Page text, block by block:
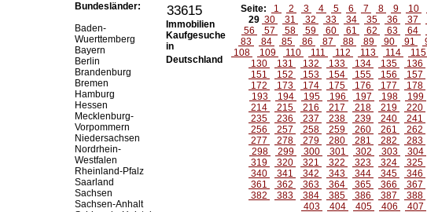
Bundesländer:
Baden-
Wuerttemberg
Bayern
Berlin
Brandenburg
Bremen
Hamburg
Hessen
Mecklenburg-
Vorpommern
Niedersachsen
Nordrhein-
Westfalen
Rheinland-Pfalz
Saarland
Sachsen
Sachsen-Anhalt
33615
Immobilien
Kaufgesuche
in
Deutschland
Seite: 1 2 3 4 5 6 7 8 9 10
29 30 31 32 33 34 35 36 37
56
57 58 59 60 61 62 63 64
83
84 85 86 87 88 89 90 91
108
109 110 111 112 113 114 115
130
131 132 133 134 135 136
151
152 153 154 155 156 157
172
173 174 175 176 177 178
193
194 195 196 197 198 199
214
215 216 217 218 219 220
235
236 237 238 239 240 241
256
257 258 259 260 261 262
277
278 279 280 281 282 283
298
299 300 301 302 303 304
319
320 321 322 323 324 325
340
341 342 343 344 345 346
361
362 363 364 365 366 367
382
383 384 385 386 387 388
403
404 405 406 407